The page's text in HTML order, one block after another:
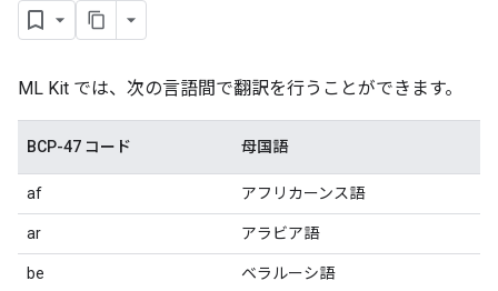
ML Kit では、次の言語間で翻訳を行うことができます。
BCP-47 コード 母国語
af アフリカーンス語
ar アラビア語
be ベラルーシ語